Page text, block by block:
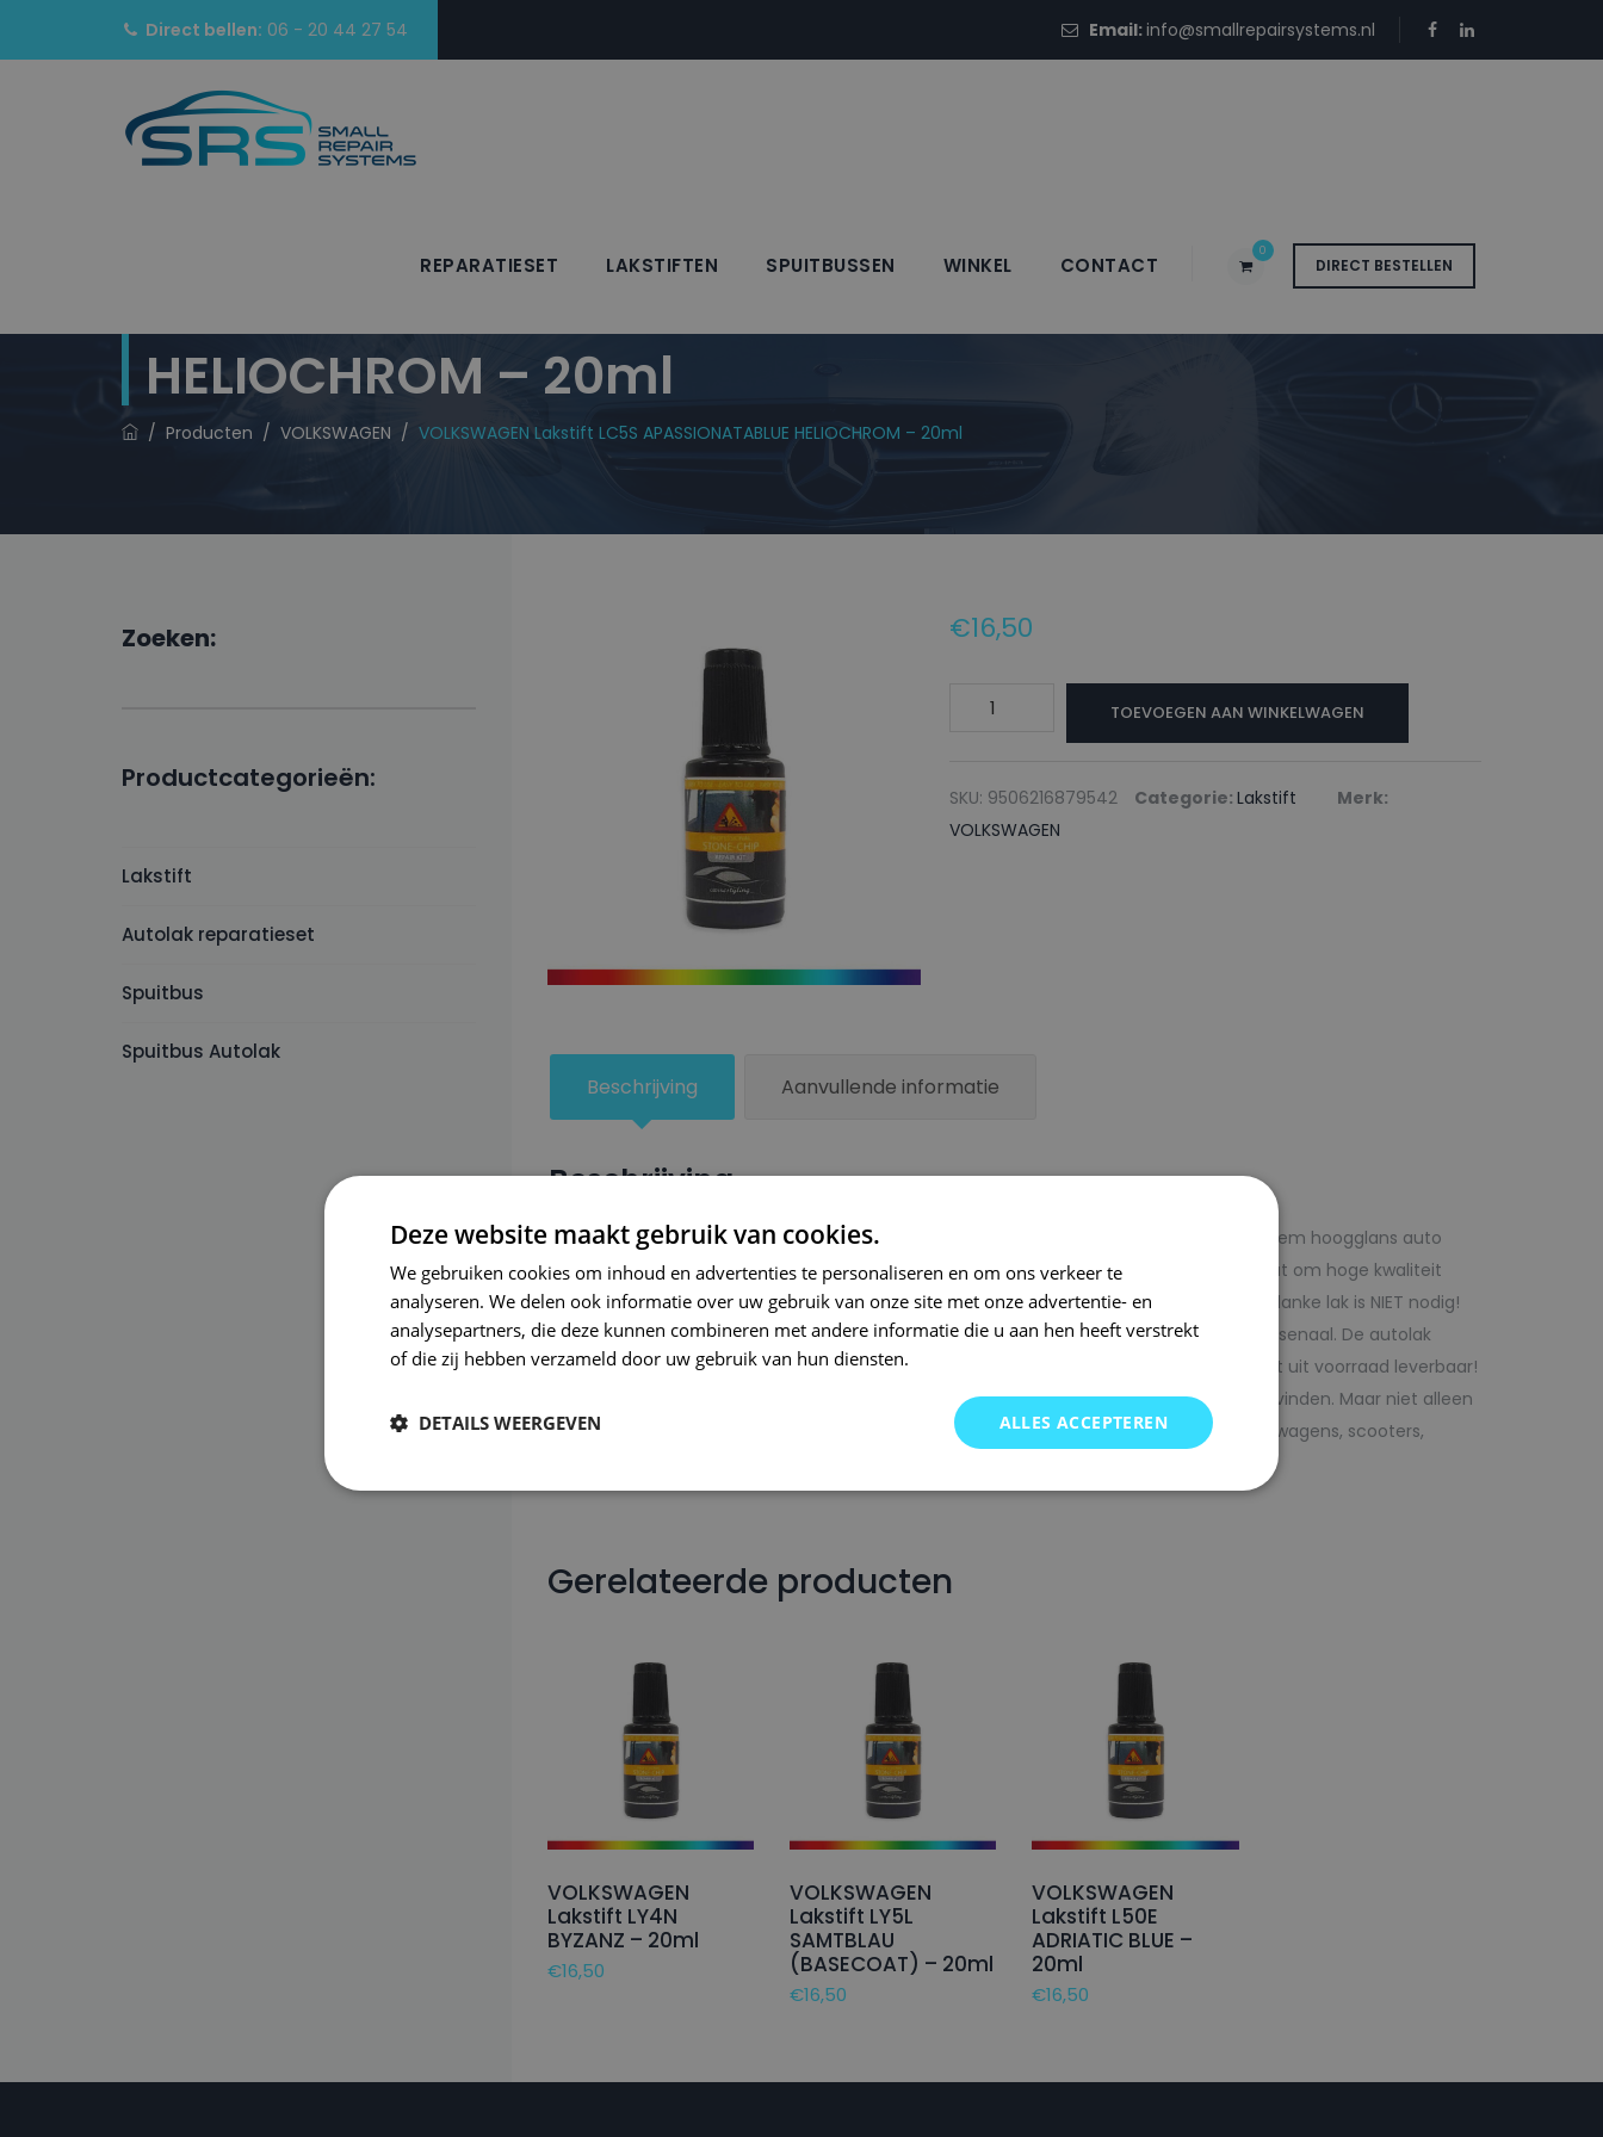
Direct bellen: 06 - 20 44 27 54 Email:info@smallrepairsystems.nl
DIRECT BESTELLEN
0
REPARATIESET LAKSTIFTEN SPUITBUSSEN WINKEL CONTACT
VOLKSWAGEN Lakstift LC5S APASSIONATABLUE
HELIOCHROM – 20ml
/ Producten / VOLKSWAGEN / VOLKSWAGEN Lakstift LC5S APASSIONATABLUE HELIOCHROM – 20ml
€16,50
VOLKSWAGEN
APASSIONATABLUE
HELIOCHROM
TOEVOEGEN AAN WINKELWAGEN
SKU: 9506216879542 Categorie: Lakstift
Merk:
VOLKSWAGEN
Beschrijving Aanvullende informatie
Beschrijving
Een kleiner beschadigd oppervlak van je auto behandel je zelf voordelig met 1laag systeem hoogglans auto
lakstiften van Small Repair Systems. Bij SRS bent u aan het juiste adres wanneer het gaat om hoge kwaliteit
auto lakstiften. Onze auto lakstiften zijn snel drogend en makkelijk te verwerken. Extra blanke lak is NIET nodig!
Wij hebben een gigantisch assortiment met oneindig veel kleurencombinaties in ons arsenaal. De autolak
wordt op kleurcode of kleurnaam gemaakt en is afgevuld met professionele verf. Direct uit voorraad leverbaar!
Om deze reden garanderen wij dat u altijd de gewenste kleur voor uw auto bij SRS kunt vinden. Maar niet alleen
voor auto’s.. Met onze A-kwaliteit auto lakstiften kunt u ook bij ons terecht voor bedrijfswagens, scooters,
Gerelateerde producten
VOLKSWAGEN
Lakstift LY4N
BYZANZ – 20ml
€16,50
VOLKSWAGEN
Lakstift LY5L
SAMTBLAU
(BASECOAT) – 20ml
€16,50
VOLKSWAGEN
Lakstift L50E
ADRIATIC BLUE –
20ml
€16,50
Zoeken:
Productcategorieën:
Lakstift
Autolak reparatieset
Spuitbus
Spuitbus Autolak
Deze website maakt gebruik van cookies.
We gebruiken cookies om inhoud en advertenties te personaliseren en om ons verkeer te
analyseren. We delen ook informatie over uw gebruik van onze site met onze advertentie- en
analysepartners, die deze kunnen combineren met andere informatie die u aan hen heeft verstrekt
of die zij hebben verzameld door uw gebruik van hun diensten.
ALLES ACCEPTEREN
DETAILS WEERGEVEN